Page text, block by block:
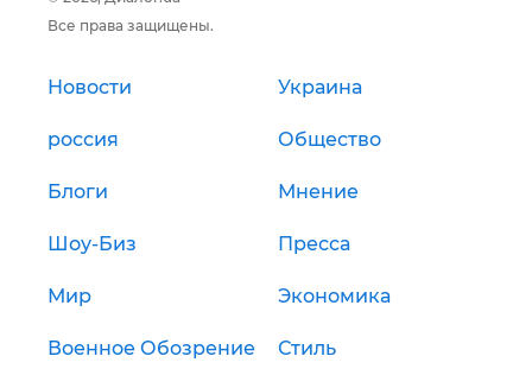
Все права защищены.
Новости Украина
россия Общество
Блоги Мнение
Шоу-Биз Пресса
Мир Экономика
Военное Обозрение Стиль